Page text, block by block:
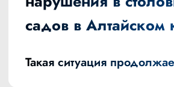
садов в Алтайском
Такая ситуация